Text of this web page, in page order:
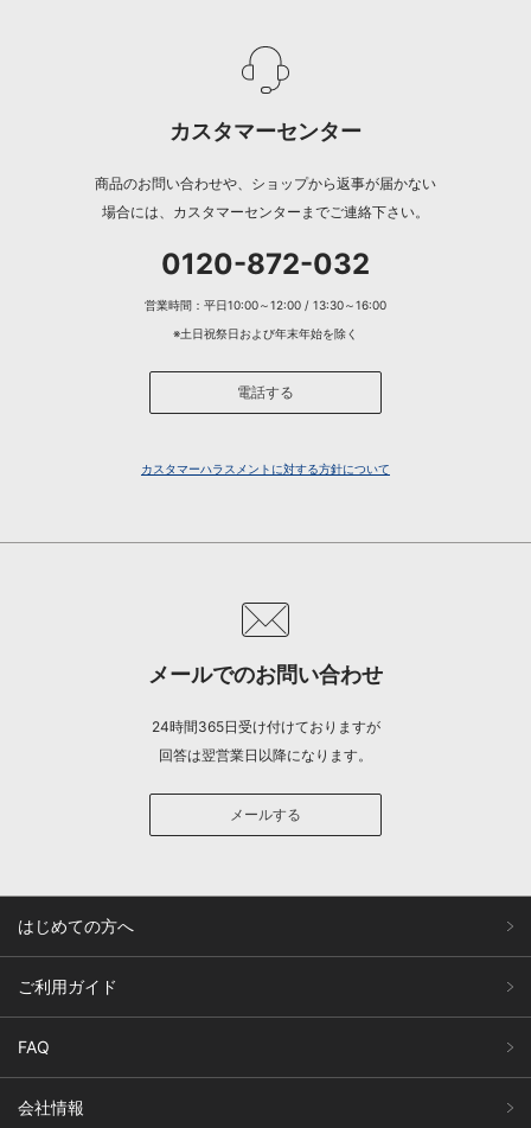
カスタマーセンター
商品のお問い合わせや、ショップから返事が届かない
場合には、カスタマーセンターまでご連絡下さい。
0120-872-032
営業時間：平日10:00～12:00 / 13:30～16:00
※土日祝祭日および年末年始を除く
電話する
カスタマーハラスメントに対する方針について
メールでのお問い合わせ
24時間365日受け付けておりますが
回答は翌営業日以降になります。
メールする
はじめての方へ
ご利用ガイド
FAQ
会社情報